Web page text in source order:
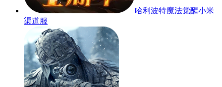
哈利波特魔法觉醒小米
渠道服